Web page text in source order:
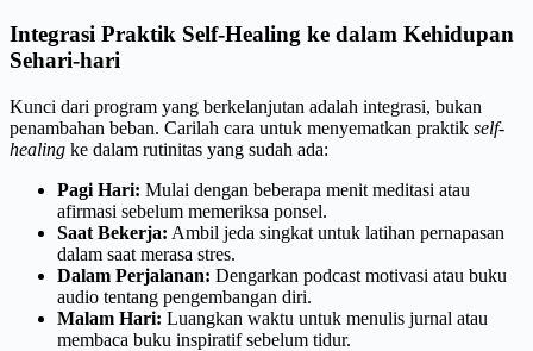
Integrasi Praktik Self-Healing ke dalam Kehidupan
Sehari-hari
Kunci dari program yang berkelanjutan adalah integrasi, bukan
penambahan beban. Carilah cara untuk menyematkan praktik self-
healing ke dalam rutinitas yang sudah ada:
Pagi Hari: Mulai dengan beberapa menit meditasi atau
afirmasi sebelum memeriksa ponsel.
Saat Bekerja: Ambil jeda singkat untuk latihan pernapasan
dalam saat merasa stres.
Dalam Perjalanan: Dengarkan podcast motivasi atau buku
audio tentang pengembangan diri.
Malam Hari: Luangkan waktu untuk menulis jurnal atau
membaca buku inspiratif sebelum tidur.